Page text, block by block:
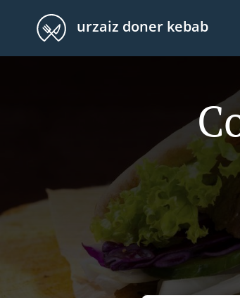
urzaiz doner kebab